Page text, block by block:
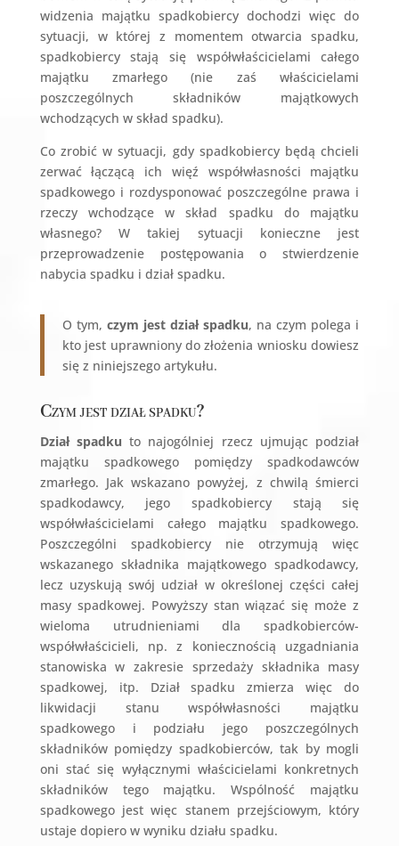
widzenia majątku spadkobiercy dochodzi więc do
sytuacji, w której z momentem otwarcia spadku,
spadkobiercy stają się współwłaścicielami całego
majątku zmarłego (nie zaś właścicielami
poszczególnych składników majątkowych
wchodzących w skład spadku).
Co zrobić w sytuacji, gdy spadkobiercy będą chcieli
zerwać łączącą ich więź współwłasności majątku
spadkowego i rozdysponować poszczególne prawa i
rzeczy wchodzące w skład spadku do majątku
własnego? W takiej sytuacji konieczne jest
przeprowadzenie postępowania o stwierdzenie
nabycia spadku i dział spadku.
O tym, czym jest dział spadku, na czym polega i
kto jest uprawniony do złożenia wniosku dowiesz
się z niniejszego artykułu.
Czym jest dział spadku?
Dział spadku to najogólniej rzecz ujmując podział
majątku spadkowego pomiędzy spadkodawców
zmarłego. Jak wskazano powyżej, z chwilą śmierci
spadkodawcy, jego spadkobiercy stają się
współwłaścicielami całego majątku spadkowego.
Poszczególni spadkobiercy nie otrzymują więc
wskazanego składnika majątkowego spadkodawcy,
lecz uzyskują swój udział w określonej części całej
masy spadkowej. Powyższy stan wiązać się może z
wieloma utrudnieniami dla spadkobierców-
współwłaścicieli, np. z koniecznością uzgadniania
stanowiska w zakresie sprzedaży składnika masy
spadkowej, itp. Dział spadku zmierza więc do
likwidacji stanu współwłasności majątku
spadkowego i podziału jego poszczególnych
składników pomiędzy spadkobierców, tak by mogli
oni stać się wyłącznymi właścicielami konkretnych
składników tego majątku. Wspólność majątku
spadkowego jest więc stanem przejściowym, który
ustaje dopiero w wyniku działu spadku.